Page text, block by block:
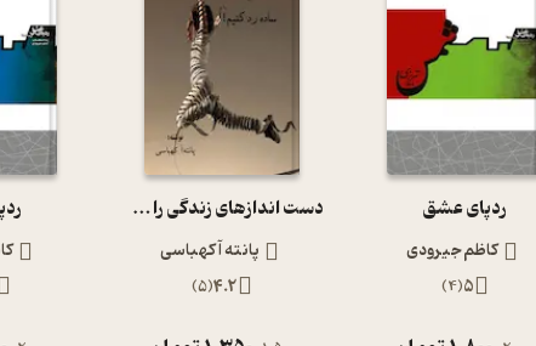
ردپای عشق
کاظم جیرودی
5
(
4
)
دست­ اندازهای زندگی را ساده رد کنیم!
پانته ­آ کهباسی
4.2
(
5
)